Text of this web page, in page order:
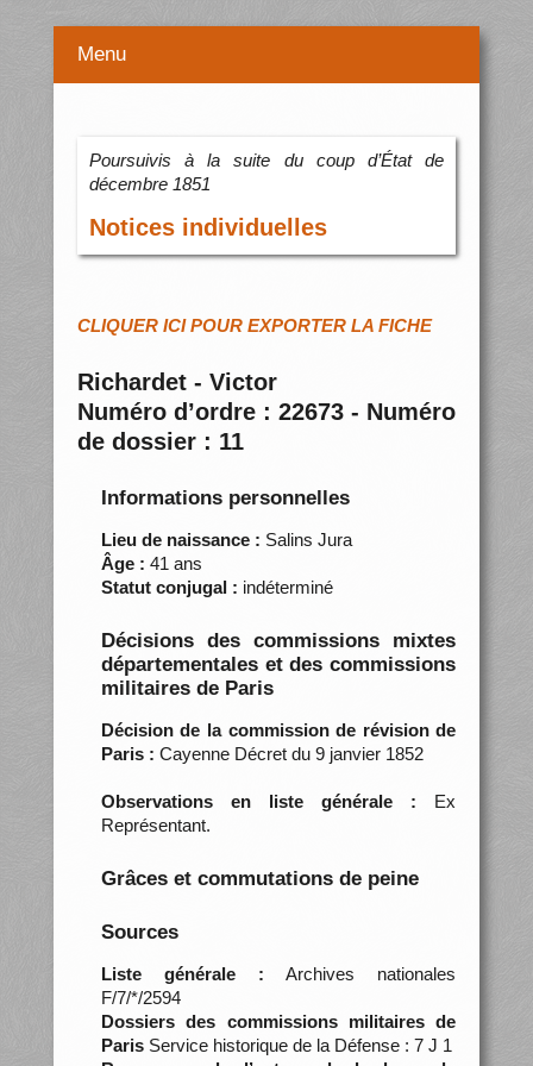
Menu
Poursuivis à la suite du coup d’État de
décembre 1851
Notices individuelles
CLIQUER ICI POUR EXPORTER LA FICHE
Richardet - Victor
Numéro d’ordre : 22673 - Numéro
de dossier : 11
Informations personnelles
Lieu de naissance : Salins Jura
Âge : 41 ans
Statut conjugal : indéterminé
Décisions des commissions mixtes
départementales et des commissions
militaires de Paris
Décision de la commission de révision de
Paris : Cayenne Décret du 9 janvier 1852
Observations en liste générale : Ex
Représentant.
Grâces et commutations de peine
Sources
Liste générale : Archives nationales
F/7/*/2594
Dossiers des commissions militaires de
ParisService historique de la Défense : 7 J 1